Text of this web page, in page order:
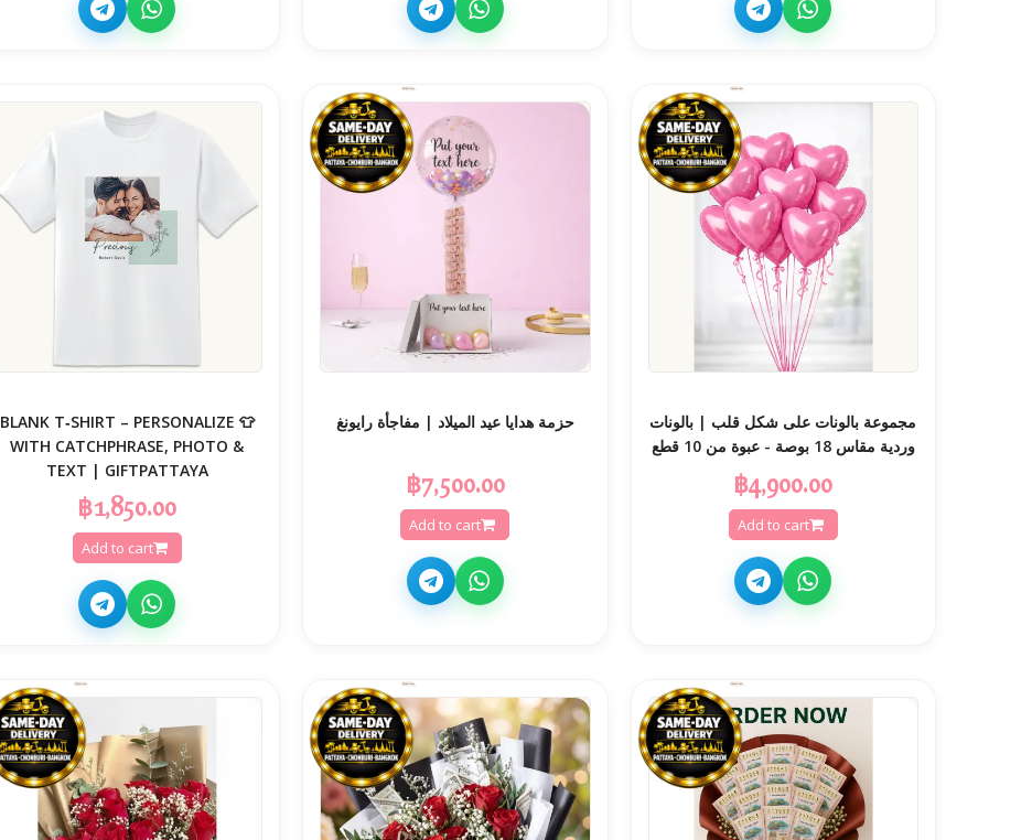
مجموعة بالونات على شكل قلب | بالونات
وردية مقاس 18 بوصة - عبوة من 10 قطع
฿4,900.00
Add to cart
حزمة هدايا عيد الميلاد | مفاجأة رايونغ
฿7,500.00
Add to cart
👕 BLANK T‑SHIRT – PERSONALIZE
WITH CATCHPHRASE, PHOTO &
TEXT | GIFTPATTAYA
฿1,850.00
Add to cart